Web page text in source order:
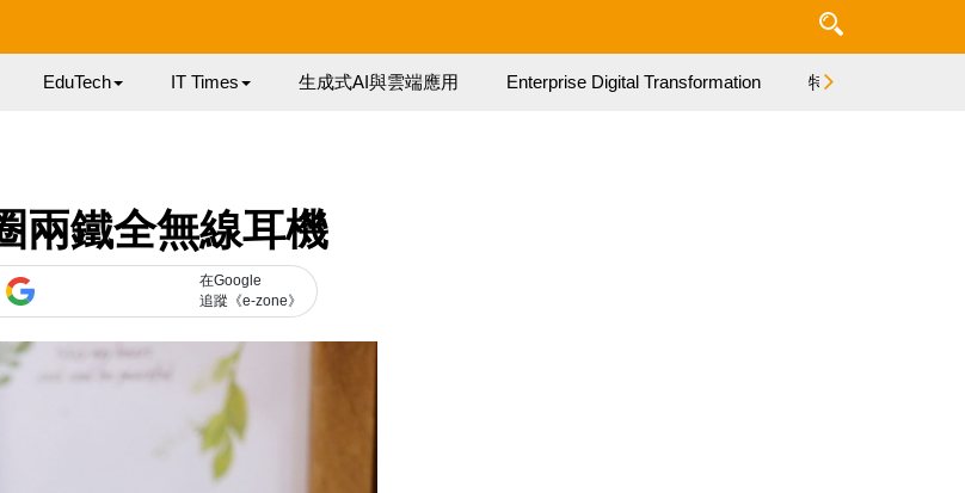
EduTech IT Times 生成式AI與雲端應用 Enterprise Digital Transformation 特集
兩鐵全無線耳機
在Google
追蹤《e-zone》